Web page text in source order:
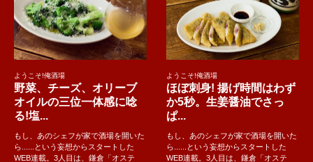
ようこそ!俺酒場
野菜、チーズ、オリーブ
オイルの三位一体感に唸
る!塩...
もし、あのシェフが家で酒場を開いた
ら......という妄想からスタートした
WEB連載。3人目は、鎌倉「オステ
ようこそ!俺酒場
ほぼ刺身! 揚げ時間はわず
か5秒。生姜醤油でさっ
ぱ...
もし、あのシェフが家で酒場を開いた
ら......という妄想からスタートした
WEB連載。3人目は、鎌倉「オステ